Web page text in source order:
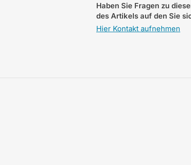
Haben Sie Fragen zu
des Artikels auf den Sie
Hier Kontakt aufnehmen